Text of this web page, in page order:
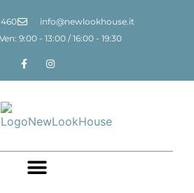
460
info@newlookhouse.it
9:00 - 13:00 / 16:00 - 19:30